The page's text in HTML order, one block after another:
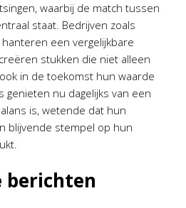
waarbij de match tussen
staat. Bedrijven zoals
een vergelijkbare
stukken die niet alleen
in de toekomst hun waarde
nu dagelijks van een
is, wetende dat hun
blijvende stempel op hun
berichten